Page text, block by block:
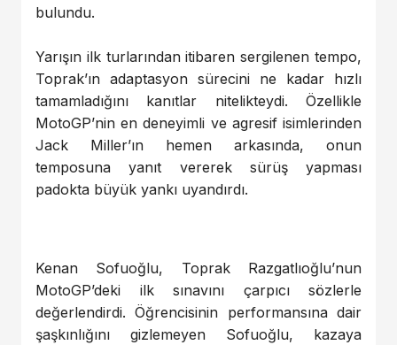
bulundu.
Yarışın ilk turlarından itibaren sergilenen tempo,
Toprak’ın adaptasyon sürecini ne kadar hızlı
tamamladığını kanıtlar nitelikteydi. Özellikle
MotoGP’nin en deneyimli ve agresif isimlerinden
Jack Miller’ın hemen arkasında, onun
temposuna yanıt vererek sürüş yapması
padokta büyük yankı uyandırdı.
Kenan Sofuoğlu, Toprak Razgatlıoğlu’nun
MotoGP’deki ilk sınavını çarpıcı sözlerle
değerlendirdi. Öğrencisinin performansına dair
şaşkınlığını gizlemeyen Sofuoğlu, kazaya